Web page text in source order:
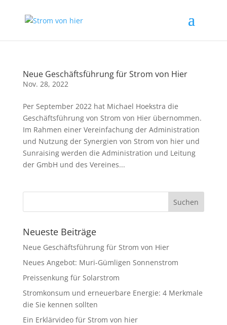
Neue Geschäftsführung für Strom von Hier
Nov. 28, 2022
Per September 2022 hat Michael Hoekstra die
Geschäftsführung von Strom von Hier übernommen.
Im Rahmen einer Vereinfachung der Administration
und Nutzung der Synergien von Strom von hier und
Sunraising werden die Administration und Leitung
der GmbH und des Vereines...
Neueste Beiträge
Neue Geschäftsführung für Strom von Hier
Neues Angebot: Muri-Gümligen Sonnenstrom
Preissenkung für Solarstrom
Stromkonsum und erneuerbare Energie: 4 Merkmale
die Sie kennen sollten
Ein Erklärvideo für Strom von hier